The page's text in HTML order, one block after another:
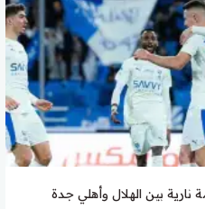
بين الهلال وأهلي جدة